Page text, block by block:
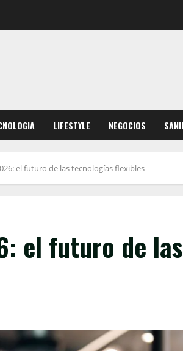
LIFESTYLE NEGOCIOS
el futuro de las tecnologías flexibles
el futuro de